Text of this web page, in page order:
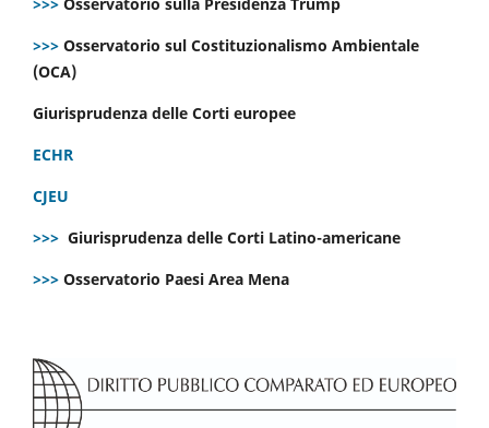
>>> Osservatorio sul Costituzionalismo Ambientale
(OCA)
Giurisprudenza delle Corti europee
ECHR
CJEU
>>> Giurisprudenza delle Corti Latino-americane
>>> Osservatorio Paesi Area Mena